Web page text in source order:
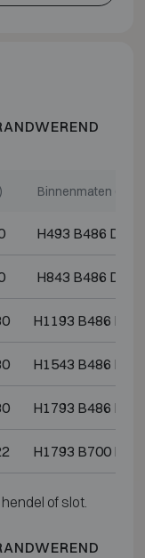
Binnenmaten (mm)
H493 B486 D364
H843 B486 D364
H1193 B486
H1543 B486
H1793 B486
H1793 B700
of slot.